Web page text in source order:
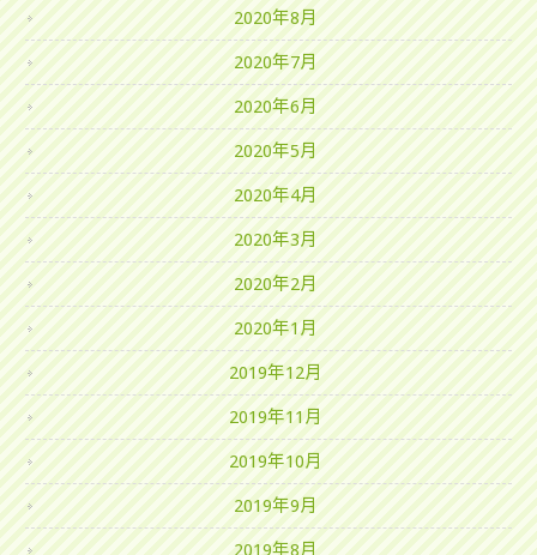
2020年8月
2020年7月
2020年6月
2020年5月
2020年4月
2020年3月
2020年2月
2020年1月
2019年12月
2019年11月
2019年10月
2019年9月
2019年8月